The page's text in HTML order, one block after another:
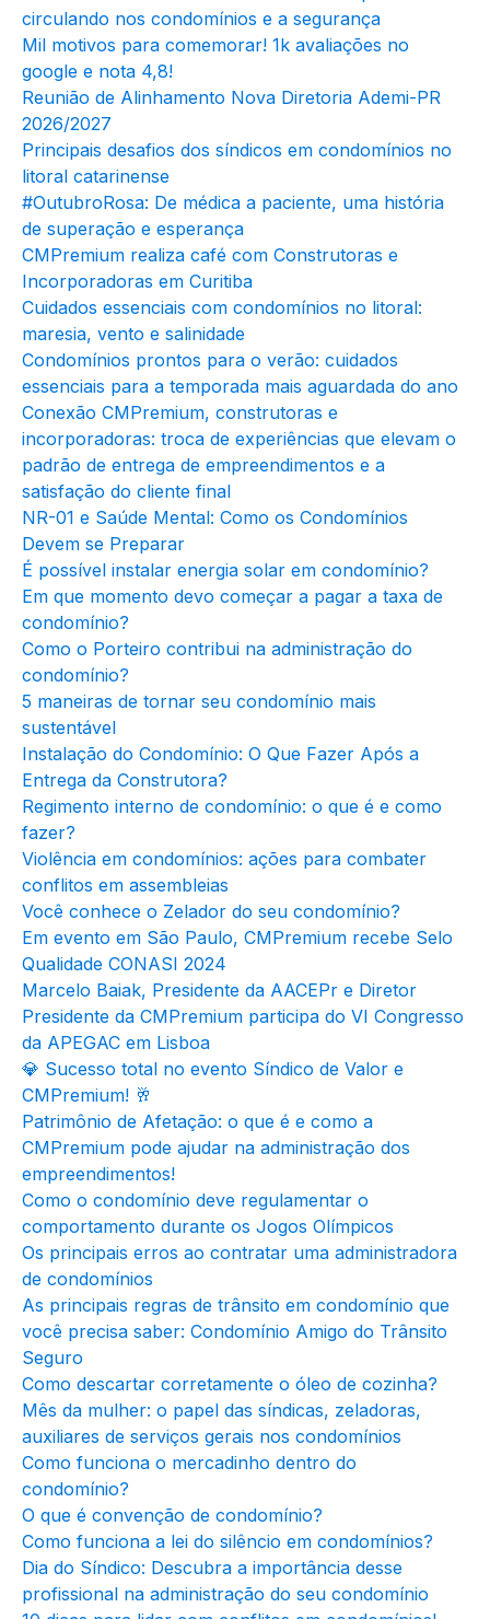
circulando nos condomínios e a segurança
Mil motivos para comemorar! 1k avaliações no
google e nota 4,8!
Reunião de Alinhamento Nova Diretoria Ademi-PR
2026/2027
Principais desafios dos síndicos em condomínios no
litoral catarinense
#OutubroRosa: De médica a paciente, uma história
de superação e esperança
CMPremium realiza café com Construtoras e
Incorporadoras em Curitiba
Cuidados essenciais com condomínios no litoral:
maresia, vento e salinidade
Condomínios prontos para o verão: cuidados
essenciais para a temporada mais aguardada do ano
Conexão CMPremium, construtoras e
incorporadoras: troca de experiências que elevam o
padrão de entrega de empreendimentos e a
satisfação do cliente final
NR-01 e Saúde Mental: Como os Condomínios
Devem se Preparar
É possível instalar energia solar em condomínio?
Em que momento devo começar a pagar a taxa de
condomínio?
Como o Porteiro contribui na administração do
condomínio?
5 maneiras de tornar seu condomínio mais
sustentável
Instalação do Condomínio: O Que Fazer Após a
Entrega da Construtora?
Regimento interno de condomínio: o que é e como
fazer?
Violência em condomínios: ações para combater
conflitos em assembleias
Você conhece o Zelador do seu condomínio?
Em evento em São Paulo, CMPremium recebe Selo
Qualidade CONASI 2024
Marcelo Baiak, Presidente da AACEPr e Diretor
Presidente da CMPremium participa do VI Congresso
da APEGAC em Lisboa
💎 Sucesso total no evento Síndico de Valor e
CMPremium! 🥂
Patrimônio de Afetação: o que é e como a
CMPremium pode ajudar na administração dos
empreendimentos!
Como o condomínio deve regulamentar o
comportamento durante os Jogos Olímpicos
Os principais erros ao contratar uma administradora
de condomínios
As principais regras de trânsito em condomínio que
você precisa saber: Condomínio Amigo do Trânsito
Seguro
Como descartar corretamente o óleo de cozinha?
Mês da mulher: o papel das síndicas, zeladoras,
auxiliares de serviços gerais nos condomínios
Como funciona o mercadinho dentro do
condomínio?
O que é convenção de condomínio?
Como funciona a lei do silêncio em condomínios?
Dia do Síndico: Descubra a importância desse
profissional na administração do seu condomínio